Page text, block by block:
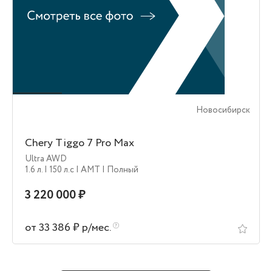
Новосибирск
Chery Tiggo 7 Pro Max
Ultra AWD
1.6 л. | 150 л.c | AMT | Полный
3 220 000 ₽
от 33 386 ₽ р/мес.